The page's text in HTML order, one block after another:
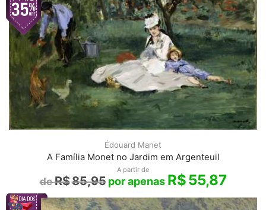
Édouard Manet
A Família Monet no Jardim em Argenteuil
A partir de
R$85,95 R$55,87